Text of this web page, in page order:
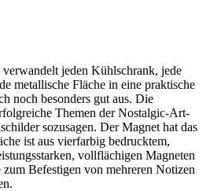
jeden Kühlschrank, jede
metallische Fläche in eine praktische
noch besonders gut aus. Die
Themen der Nostalgic-Art-
sozusagen. Der Magnet hat das
ist aus vierfarbig bedrucktem,
vollflächigen Magneten
Befestigen von mehreren Notizen